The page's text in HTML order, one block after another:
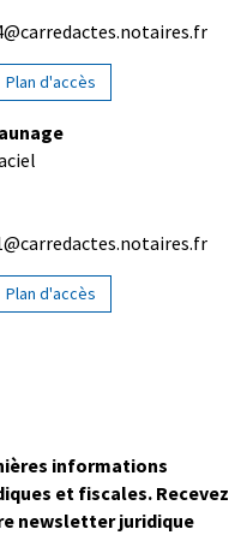
Plan d'accès
Plan d'accès
informations
et fiscales. Recevez
newsletter juridique